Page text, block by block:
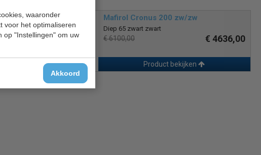
waaronder
voor het optimaliseren
op "Instellingen" om uw
Akkoord
Mafirol Cronus 200 zw/zw
Diep 65 zwart zwart
€ 6100,00 € 4636,00
Product bekijken